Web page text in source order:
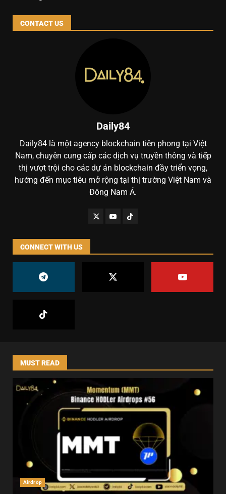
CONTACT US
Daily84
Daily84 là một agency blockchain tiên phong tại Việt
Nam, chuyên cung cấp các dịch vụ truyền thông và tiếp
thị vượt trội cho các dự án blockchain đầy triển vọng,
hướng đến mục tiêu mở rộng tại thị trường Việt Nam và
Đông Nam Á.
CONNECT WITH US
MUST READ
Airdrop